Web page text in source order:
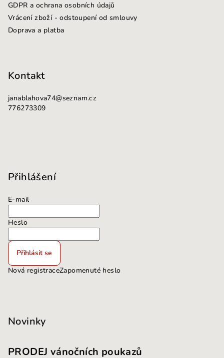
GDPR a ochrana osobních údajů
Vrácení zboží - odstoupení od smlouvy
Doprava a platba
Kontakt
janablahova74@seznam.cz
776273309
Přihlášení
E-mail
Heslo
Přihlásit se
Nová registraceZapomenuté heslo
Novinky
PRODEJ vánočních poukazů